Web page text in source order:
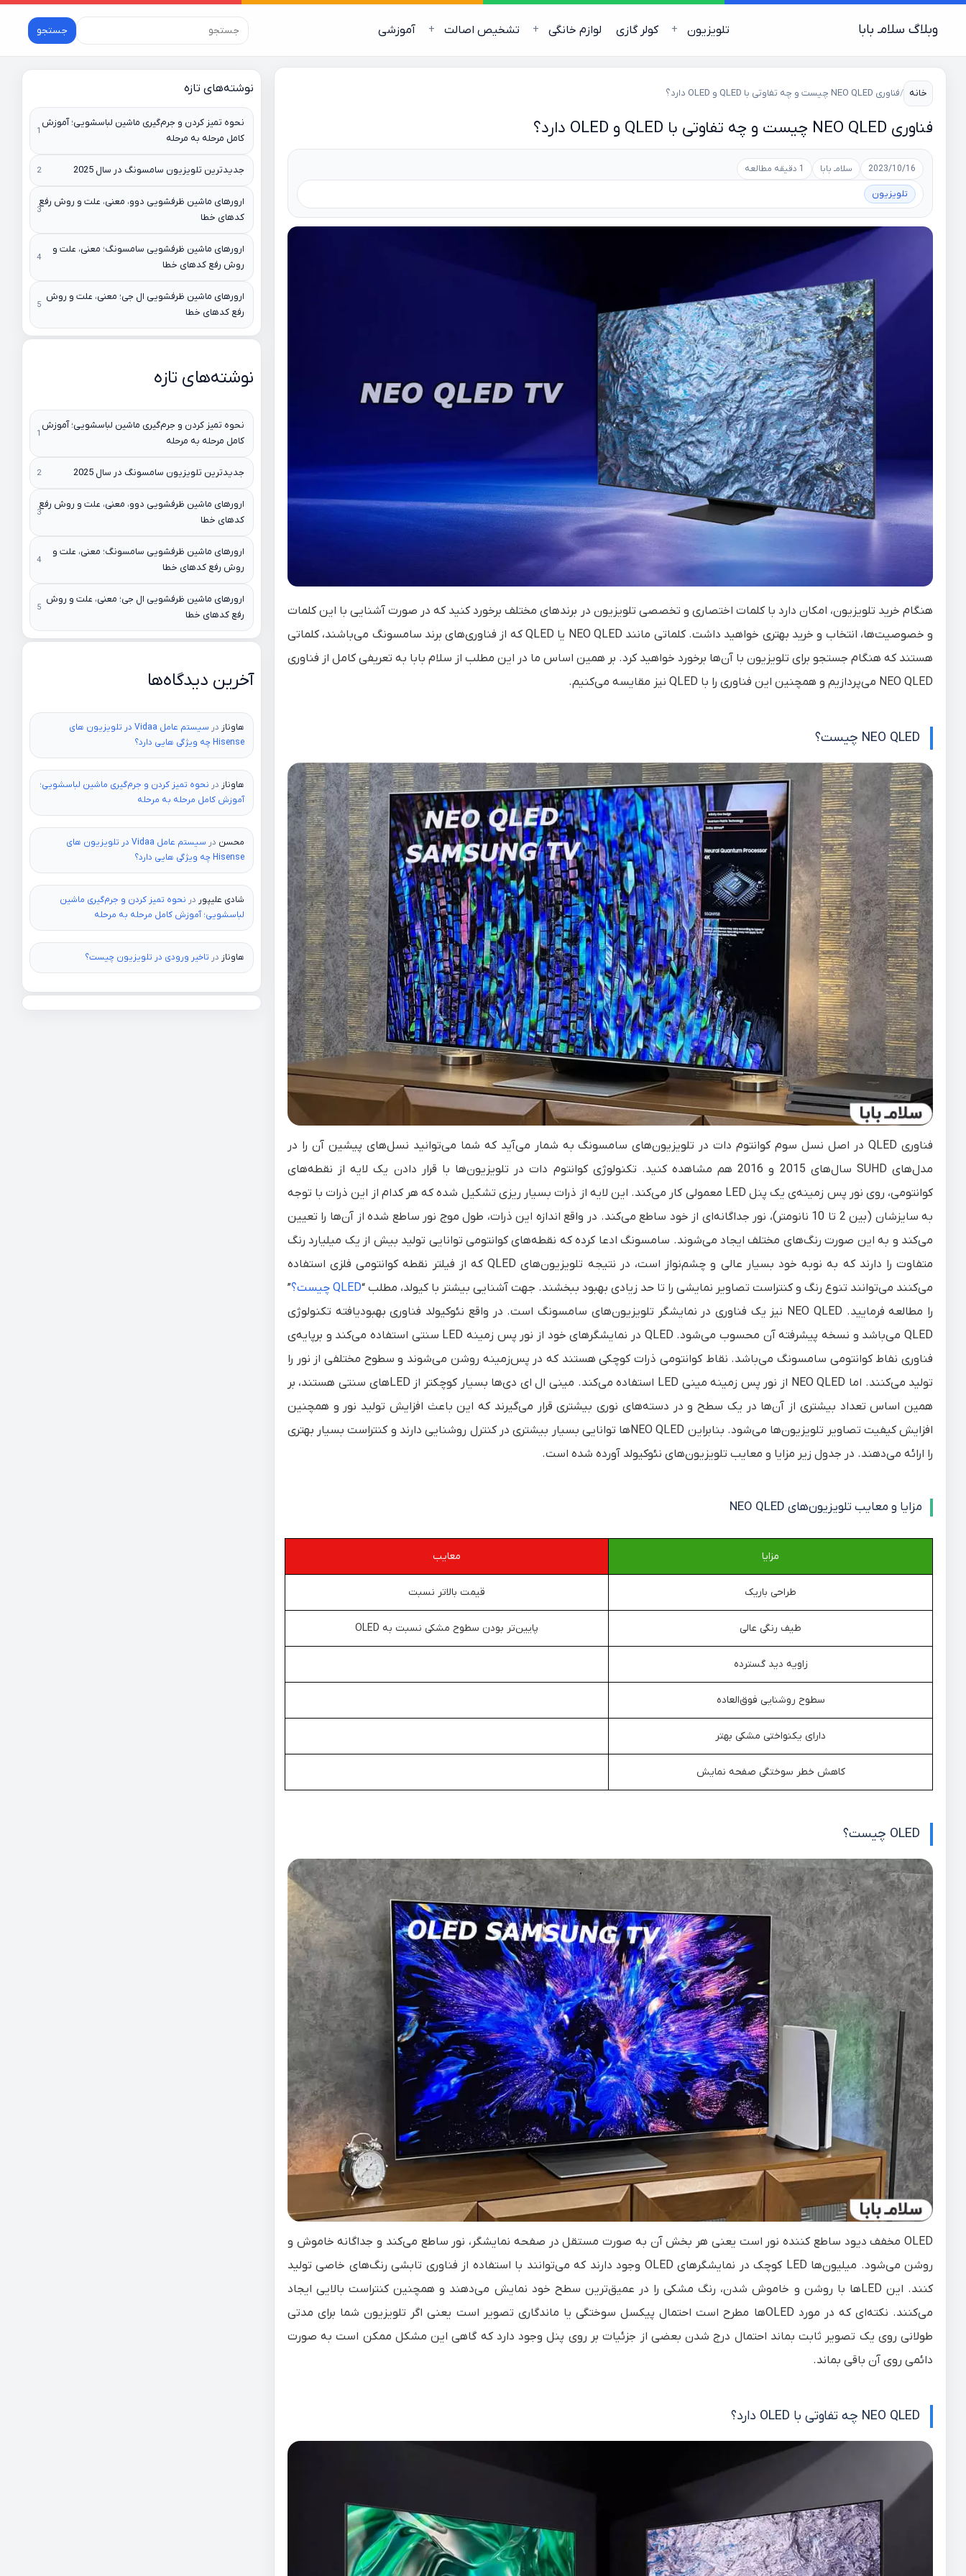
وبلاگ سلامـ بابا تلویزیون کولر گازی لوازم خانگی تشخیص اصالت آموزشی جستجو
خانه /فناوری NEO QLED چیست و چه تفاوتی با QLED و OLED دارد؟
فناوری NEO QLED چیست و چه تفاوتی با QLED و OLED دارد؟
2023/10/16 سلامـ بابا 1 دقیقه مطالعه
تلویزیون
هنگام خرید تلویزیون، امکان دارد با کلمات اختصاری و تخصصی تلویزیون در برندهای مختلف برخورد کنید که در صورت آشنایی با این کلمات
و خصوصیت‌ها، انتخاب و خرید بهتری خواهید داشت. کلماتی مانند NEO QLED یا QLED که از فناوری‌های برند سامسونگ می‌باشند، کلماتی
هستند که هنگام جستجو برای تلویزیون با آن‎‌ها برخورد خواهید کرد. بر همین اساس ما در این مطلب از سلام بابا به تعریفی کامل از
فناوری
NEO QLED می‌پردازیم و همچنین این فناوری را با QLED نیز مقایسه می‌کنیم.
NEO QLED چیست؟
فناوری QLED در اصل نسل سوم کوانتوم دات در تلویزیون‌‌های سامسونگ به شمار می‌آید که شما می‌توانید نسل‌های پیشین آن را در
مدل‌‌های SUHD سال‌های 2015 و 2016 هم مشاهده کنید. تکنولوژی کوانتوم دات در تلویزیون‌ها با قرار دادن یک لایه از نقطه‌های
کوانتومی، روی نور پس‌ زمینه‌ی یک پنل LED معمولی کار می‌کند. این لایه از ذرات بسیار ریزی تشکیل شده که هر کدام از این ذرات با توجه
به سایزشان (بین 2 تا 10 نانومتر)، نور جداگانه‌‌ای از خود ساطع می‌کند. در واقع اندازه این ذرات، طول موج نور ساطع‌ شده از آن‌ها را تعیین
می‌کند و به این صورت رنگ‌های مختلف ایجاد می‌شوند. سامسونگ ادعا کرده که نقطه‌های کوانتومی توانایی تولید بیش از یک میلیارد رنگ
متفاوت را دارند که به نوبه خود بسیار عالی و چشم‌نواز است، در نتیجه تلویزیون‌های QLED که از فیلتر نقطه کوانتومی فلزی استفاده
می‌کنند می‌توانند تنوع رنگ و کنتراست تصاویر نمایشی را تا حد زیادی بهبود ببخشند. جهت آشنایی بیشتر با کیولد، مطلب “QLED چیست؟
”
را مطالعه فرمایید. NEO QLED نیز یک فناوری در نمایشگر تلویزیون‌های سامسونگ است. در واقع نئوکیولد فناوری بهبودیافته تکنولوژی
QLED می‌باشد و نسخه پیشرفته آن محسوب می‌شود. QLED در نمایشگرهای خود از نور پس زمینه LED سنتی استفاده می‌کند و برپایه‌ی
فناوری نفاط کوانتومی سامسونگ می‌باشد. نقاط کوانتومی ذرات کوچکی هستند که در پس‌زمینه روشن می‌شوند و سطوح مختلفی از نور را
تولید می‌کنند. اما NEO QLED از نور پس زمینه مینی LED استفاده می‌کند. مینی ال ای دی‌ها بسیار کوچکتر از LEDهای سنتی هستند، بر
همین اساس تعداد بیشتری از آن‌ها در یک سطح و در دسته‌های نوری بیشتری قرار می‌گیرند که این باعث افزایش تولید نور و همچنین
افزایش کیفیت تصاویر تلویزیون‌ها می‌شود. بنابراین NEO QLEDها توانایی بسیار بیشتری در کنترل روشنایی دارند و کنتراست بسیار بهتری
را ارائه می‌دهند. در جدول زیر مزایا و معایب تلویزیون‌های نئوکیولد آورده شده است.
مزایا و معایب تلویزیون‌های NEO QLED
مزایا معایب
طراحی باریک قیمت بالاتر نسبت
طیف رنگی عالی پایین‌تر بودن سطوح مشکی نسبت به OLED
زاویه دید گسترده
سطوح روشنایی فوق‌العاده
دارای یکنواختی مشکی بهتر
کاهش خطر سوختگی صفحه نمایش
OLED چیست؟
OLED مخفف دیود ساطع کننده نور است یعنی هر بخش آن به صورت مستقل در صفحه نمایشگر، نور ساطع می‌کند و جداگانه خاموش و
روشن می‌شود. میلیون‌ها LED کوچک در نمایشگرهای OLED وجود دارند که می‌توانند با استفاده از فناوری تابشی رنگ‌های خاصی تولید
کنند. این LEDها با روشن و خاموش شدن، رنگ مشکی را در عمیق‌ترین سطح خود نمایش می‌دهند و همچنین کنتراست بالایی ایجاد
می‌کنند. نکته‌‌ای که در مورد OLEDها مطرح است احتمال پیکسل سوختگی یا ماندگاری تصویر است یعنی اگر تلویزیون شما برای مدتی
طولانی روی یک تصویر ثابت بماند احتمال درج شدن بعضی از جزئیات بر روی پنل وجود دارد که گاهی این مشکل ممکن است به صورت
دائمی روی آن باقی بماند.
NEO QLED چه تفاوتی با OLED دارد؟
نوشته‌های تازه
نحوه تمیز کردن و جرم‌گیری ماشین لباسشویی؛ آموزش
کامل مرحله به مرحله
جدیدترین تلویزیون سامسونگ در سال 2025
ارورهای ماشین ظرفشویی دوو، معنی، علت و روش رفع
کدهای خطا
ارورهای ماشین ظرفشویی سامسونگ؛ معنی، علت و
روش رفع کدهای خطا
ارورهای ماشین ظرفشویی ال جی؛ معنی، علت و روش
رفع کدهای خطا
نوشته‌های تازه
نحوه تمیز کردن و جرم‌گیری ماشین لباسشویی؛ آموزش
کامل مرحله به مرحله
جدیدترین تلویزیون سامسونگ در سال 2025
ارورهای ماشین ظرفشویی دوو، معنی، علت و روش رفع
کدهای خطا
ارورهای ماشین ظرفشویی سامسونگ؛ معنی، علت و
روش رفع کدهای خطا
ارورهای ماشین ظرفشویی ال جی؛ معنی، علت و روش
رفع کدهای خطا
آخرین دیدگاه‌ها
هاوناز در
سیستم عامل Vidaa در تلویزیون های
Hisense چه ویژگی هایی دارد؟
هاوناز در نحوه تمیز کردن و جرم‌گیری ماشین لباسشویی؛
آموزش کامل مرحله به مرحله
محسن در
سیستم عامل Vidaa در تلویزیون های
Hisense چه ویژگی هایی دارد؟
شادی علیپور در نحوه تمیز کردن و جرم‌گیری ماشین
لباسشویی؛ آموزش کامل مرحله به مرحله
هاوناز در تاخیر ورودی در تلویزیون چیست؟